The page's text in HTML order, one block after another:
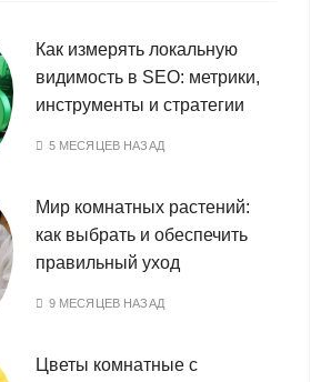
Как измерять локальную
видимость в SEO: метрики,
инструменты и стратегии
5 МЕСЯЦЕВ НАЗАД
Мир комнатных растений:
как выбрать и обеспечить
правильный уход
9 МЕСЯЦЕВ НАЗАД
Цветы комнатные с